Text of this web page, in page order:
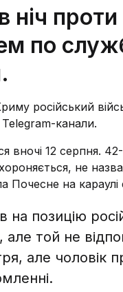
ніч
по
російський
канали.
вночі 12 серпня.
не
Почесне на
на позицію
але той не
але чоловік